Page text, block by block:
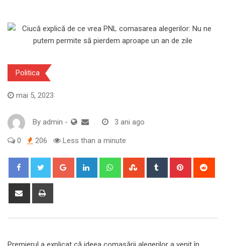
Politica
mai 5, 2023
By admin - 3 ani ago
0 206 Less than a minute
Google+ LinkedIn WhatsappStumbleUpon
Tumblr Pinterest
Share